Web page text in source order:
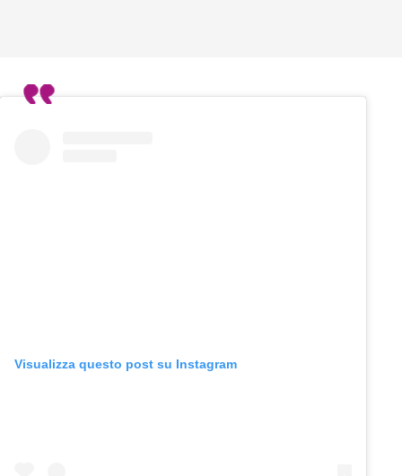
Visualizza questo post su Instagram